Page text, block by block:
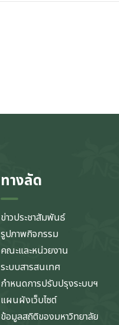
ทางลัด
ข่าวประชาสัมพันธ์
รูปภาพกิจกรรม
คณะและหน่วยงาน
ระบบสารสนเทศ
กำหนดการปรับปรุงระบบฯ
แผนผังเว็บไซต์
ข้อมูลสถิติของมหาวิทยาลัย